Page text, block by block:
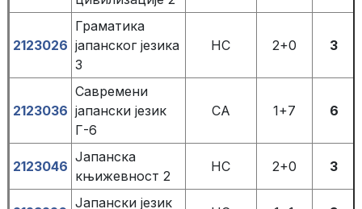
2123026
Граматика
јапанског језика
3
НС 2+0 3
2123036
Савремени
јапански језик
Г-6
СА 1+7 6
2123046
Јапанска
књижевност 2
НС 2+0 3
Јапански језик